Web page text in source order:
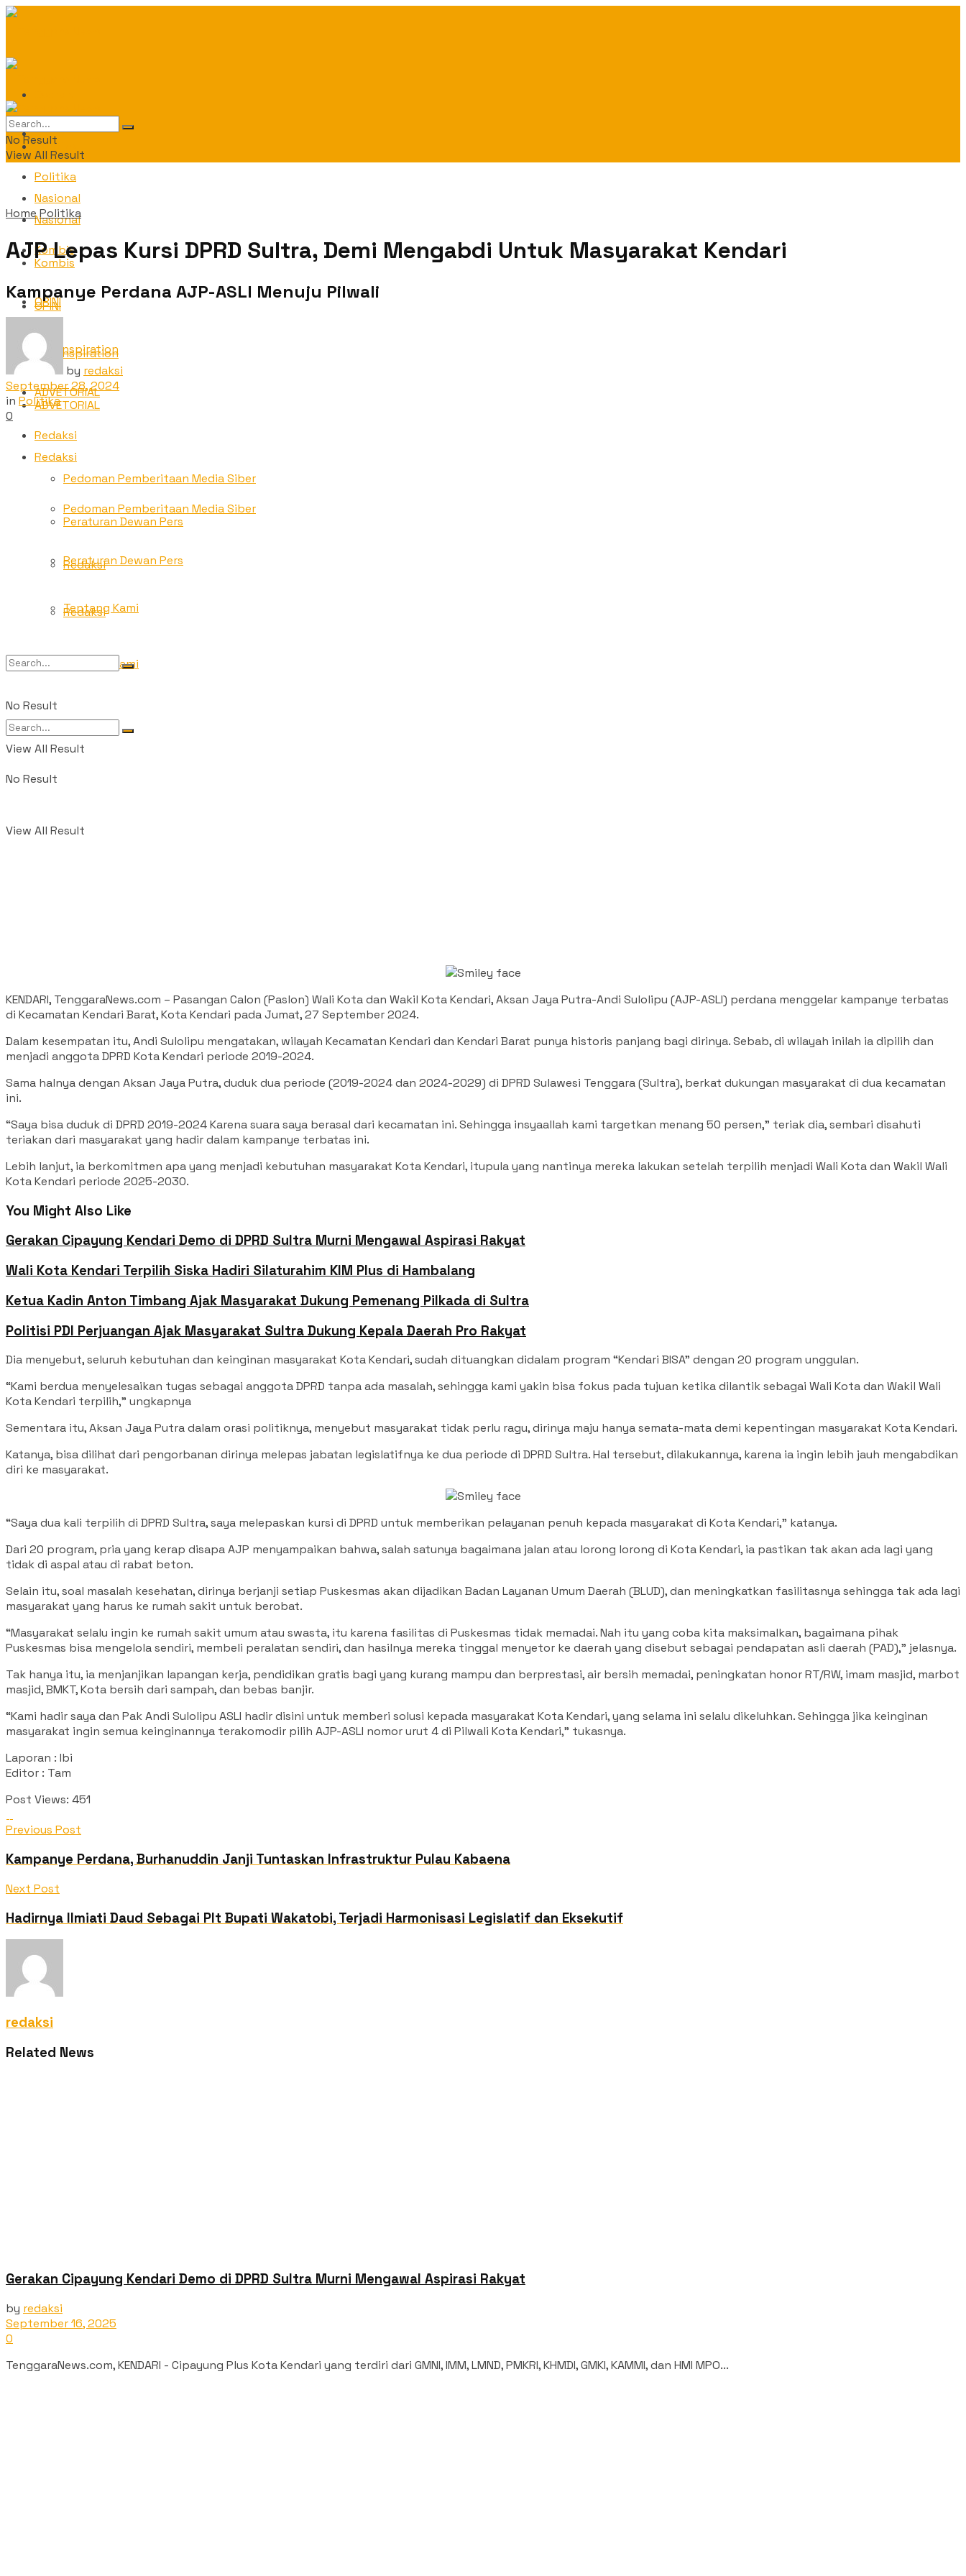
Politika
Nasional
Kombis
OPINI
TNC Inspiration
ADVETORIAL
Redaksi
Pedoman Pemberitaan Media Siber
Peraturan Dewan Pers
Redaksi
Tentang Kami
No Result
View All Result
Daerah
Politika
Nasional
Kombis
OPINI
TNC Inspiration
ADVETORIAL
Redaksi
Pedoman Pemberitaan Media Siber
Peraturan Dewan Pers
Redaksi
Tentang Kami
No Result
View All Result
No Result
View All Result
HomePolitika
AJP Lepas Kursi DPRD Sultra, Demi Mengabdi Untuk Masyarakat Kendari
Kampanye Perdana AJP-ASLI Menuju Pilwali
by redaksi
September 28, 2024
in Politika
0
KENDARI, TenggaraNews.com – Pasangan Calon (Paslon) Wali Kota dan Wakil Kota Kendari, Aksan Jaya Putra-Andi Sulolipu (AJP-ASLI) perdana menggelar kampanye terbatas
di Kecamatan Kendari Barat, Kota Kendari pada Jumat, 27 September 2024.
Dalam kesempatan itu, Andi Sulolipu mengatakan, wilayah Kecamatan Kendari dan Kendari Barat punya historis panjang bagi dirinya. Sebab, di wilayah inilah ia dipilih dan
menjadi anggota DPRD Kota Kendari periode 2019-2024.
Sama halnya dengan Aksan Jaya Putra, duduk dua periode (2019-2024 dan 2024-2029) di DPRD Sulawesi Tenggara (Sultra), berkat dukungan masyarakat di dua kecamatan
ini.
“Saya bisa duduk di DPRD 2019-2024 Karena suara saya berasal dari kecamatan ini. Sehingga insyaallah kami targetkan menang 50 persen,” teriak dia, sembari disahuti
teriakan dari masyarakat yang hadir dalam kampanye terbatas ini.
Lebih lanjut, ia berkomitmen apa yang menjadi kebutuhan masyarakat Kota Kendari, itupula yang nantinya mereka lakukan setelah terpilih menjadi Wali Kota dan Wakil Wali
Kota Kendari periode 2025-2030.
You Might Also Like
Gerakan Cipayung Kendari Demo di DPRD Sultra Murni Mengawal Aspirasi Rakyat
Wali Kota Kendari Terpilih Siska Hadiri Silaturahim KIM Plus di Hambalang
Ketua Kadin Anton Timbang Ajak Masyarakat Dukung Pemenang Pilkada di Sultra
Politisi PDI Perjuangan Ajak Masyarakat Sultra Dukung Kepala Daerah Pro Rakyat
Dia menyebut, seluruh kebutuhan dan keinginan masyarakat Kota Kendari, sudah dituangkan didalam program “Kendari BISA” dengan 20 program unggulan.
“Kami berdua menyelesaikan tugas sebagai anggota DPRD tanpa ada masalah, sehingga kami yakin bisa fokus pada tujuan ketika dilantik sebagai Wali Kota dan Wakil Wali
Kota Kendari terpilih,” ungkapnya
Sementara itu, Aksan Jaya Putra dalam orasi politiknya, menyebut masyarakat tidak perlu ragu, dirinya maju hanya semata-mata demi kepentingan masyarakat Kota Kendari.
Katanya, bisa dilihat dari pengorbanan dirinya melepas jabatan legislatifnya ke dua periode di DPRD Sultra. Hal tersebut, dilakukannya, karena ia ingin lebih jauh mengabdikan
diri ke masyarakat.
“Saya dua kali terpilih di DPRD Sultra, saya melepaskan kursi di DPRD untuk memberikan pelayanan penuh kepada masyarakat di Kota Kendari,” katanya.
Dari 20 program, pria yang kerap disapa AJP menyampaikan bahwa, salah satunya bagaimana jalan atau lorong lorong di Kota Kendari, ia pastikan tak akan ada lagi yang
tidak di aspal atau di rabat beton.
Selain itu, soal masalah kesehatan, dirinya berjanji setiap Puskesmas akan dijadikan Badan Layanan Umum Daerah (BLUD), dan meningkatkan fasilitasnya sehingga tak ada lagi
masyarakat yang harus ke rumah sakit untuk berobat.
“Masyarakat selalu ingin ke rumah sakit umum atau swasta, itu karena fasilitas di Puskesmas tidak memadai. Nah itu yang coba kita maksimalkan, bagaimana pihak
Puskesmas bisa mengelola sendiri, membeli peralatan sendiri, dan hasilnya mereka tinggal menyetor ke daerah yang disebut sebagai pendapatan asli daerah (PAD),” jelasnya.
Tak hanya itu, ia menjanjikan lapangan kerja, pendidikan gratis bagi yang kurang mampu dan berprestasi, air bersih memadai, peningkatan honor RT/RW, imam masjid, marbot
masjid, BMKT, Kota bersih dari sampah, dan bebas banjir.
“Kami hadir saya dan Pak Andi Sulolipu ASLI hadir disini untuk memberi solusi kepada masyarakat Kota Kendari, yang selama ini selalu dikeluhkan. Sehingga jika keinginan
masyarakat ingin semua keinginannya terakomodir pilih AJP-ASLI nomor urut 4 di Pilwali Kota Kendari,” tukasnya.
Laporan : Ibi
Editor : Tam
Post Views: 451
Previous Post
Kampanye Perdana, Burhanuddin Janji Tuntaskan Infrastruktur Pulau Kabaena
Next Post
Hadirnya Ilmiati Daud Sebagai Plt Bupati Wakatobi, Terjadi Harmonisasi Legislatif dan Eksekutif
redaksi
Related News
Gerakan Cipayung Kendari Demo di DPRD Sultra Murni Mengawal Aspirasi Rakyat
by redaksi
September 16, 2025
0
‎TenggaraNews.com, KENDARI - Cipayung Plus Kota Kendari yang terdiri dari GMNI, IMM, LMND, PMKRI, KHMDI, GMKI, KAMMI, dan HMI MPO...